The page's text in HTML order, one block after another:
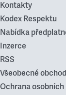
Kontakty
Kodex Respektu
Nabídka
Inzerce
RSS
Všeobecné
Ochrana osobních